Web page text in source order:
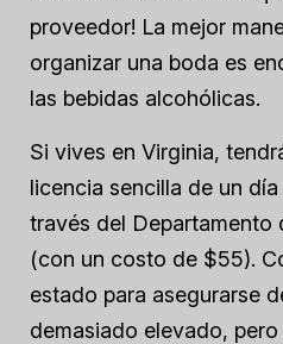
proveedor! La mejor
organizar una boda es
las bebidas alcohólicas.
Si vives en Virginia,
licencia sencilla de un
través del Departamento
(con un costo de $55).
estado para asegurarse
demasiado elevado,